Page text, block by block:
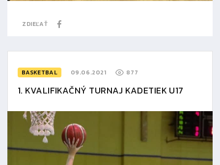
ZDIEĽAŤ
BASKETBAL 09.06.2021 877
1. KVALIFIKAČNÝ TURNAJ KADETIEK U17